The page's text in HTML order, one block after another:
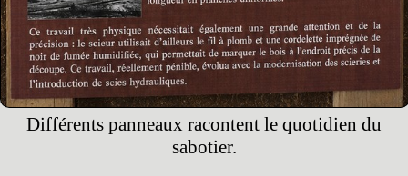
Différents panneaux racontent le quotidien du
sabotier.